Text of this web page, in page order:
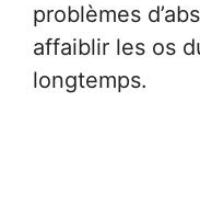
problèmes
affaiblir les os
longtemps.